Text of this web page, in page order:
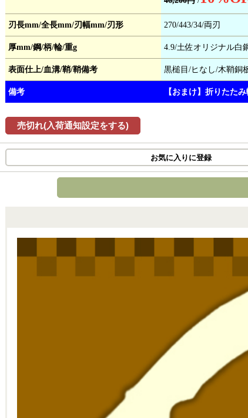
刃長mm/全長mm/刃幅mm/刃形 270/443/34/両刃
厚mm/鋼/柄/輪/重g 4.9/土佐オリジナル白
表面仕上/血溝/鞘/鞘備考 黒槌目/ヒなし/木鞘銅
備考 【おまけ】折りたた
売切れ(入荷通知設定をする)
お気に入りに登録